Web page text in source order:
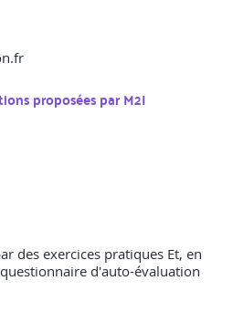
proposées parM2I
des exercices pratiques Et, en
d'auto-évaluation